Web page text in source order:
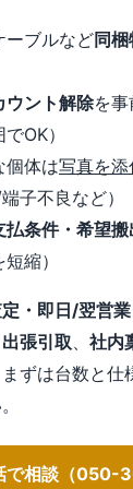
ーブルなど同
ウント解除を事
OK）
個体は写真を添
子不良など）
払条件・希望搬
縮）
・即日/翌営
出張引取
社内
ずは台数と仕
で相談（050-